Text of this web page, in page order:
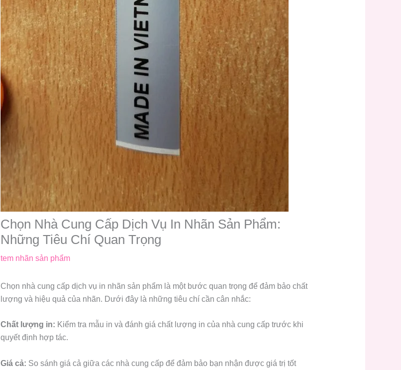
Chọn Nhà Cung Cấp Dịch Vụ In Nhãn Sản Phẩm:
Những Tiêu Chí Quan Trọng
tem nhãn sản phẩm
Chọn nhà cung cấp dịch vụ in nhãn sản phẩm là một bước quan trọng để đảm bảo chất
lượng và hiệu quả của nhãn. Dưới đây là những tiêu chí cần cân nhắc:
Chất lượng in: Kiểm tra mẫu in và đánh giá chất lượng in của nhà cung cấp trước khi
quyết định hợp tác.
Giá cả: So sánh giá cả giữa các nhà cung cấp để đảm bảo bạn nhận được giá trị tốt